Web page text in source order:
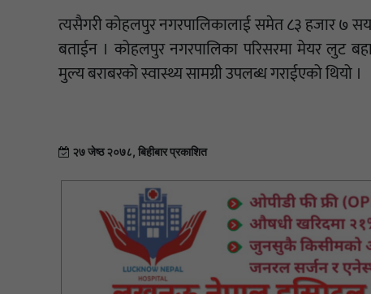
त्यसैगरी कोहलपुर नगरपालिकालाई समेत ८३ हजार ७
बताईन । कोहलपुर नगरपालिका परिसरमा मेयर लुट
मुल्य बराबरको स्वास्थ्य सामग्री उपलब्ध गराईएको थियो ।
२७ जेष्ठ २०७८, बिहीबार प्रकाशित